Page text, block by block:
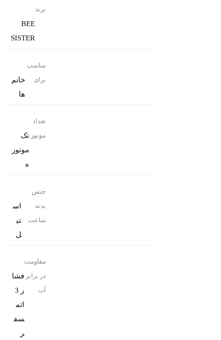
برند
BEE
SISTER
مناسب
برای
خانم
ها
تعداد
موتور تک
موتور
ه
جنس
بدنه
ساعت
اس
تی
ل
مقاومت
در برابر
آب
فشا
ر 3
اتم
سف
ر